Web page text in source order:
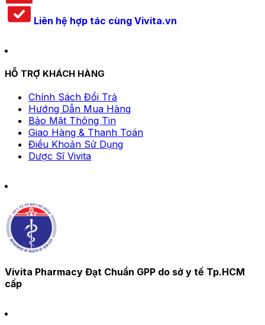
Liên hệ hợp tác cùng Vivita.vn
HỖ TRỢ KHÁCH HÀNG
Chính Sách Đổi Trả
Hướng Dẫn Mua Hàng
Bảo Mật Thông Tin
Giao Hàng & Thanh Toán
Điều Khoản Sử Dụng
Dược Sĩ Vivita
Vivita Pharmacy Đạt Chuẩn GPP do sở y tế Tp.HCM
cấp